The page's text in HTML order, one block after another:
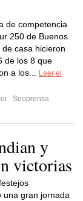
de competencia
250 de Buenos
casa hicieron
de los 8 que
a los...
Leer el
Seoprensa
y
victorias
una gran jornada